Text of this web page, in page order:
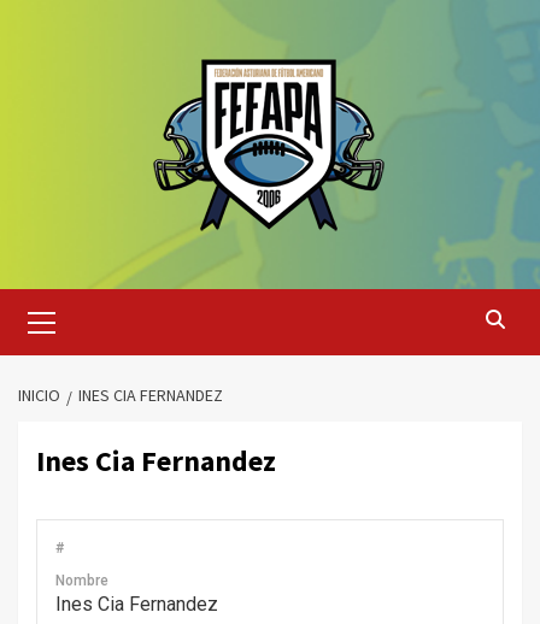
primario
INICIO INES CIA FERNANDEZ
Ines Cia Fernandez
#
Nombre
Ines Cia Fernandez